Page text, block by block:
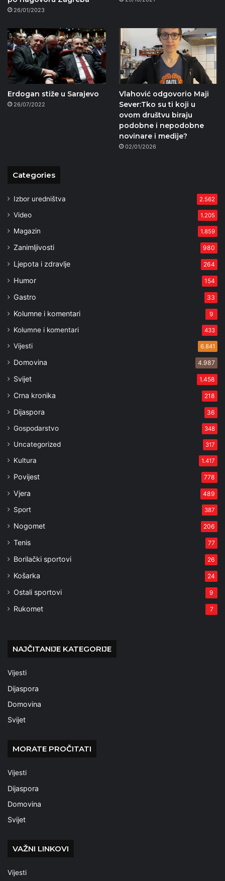
26/01/2023
Erdogan stiže u Sarajevo
26/07/2022
Vlahović odgovorio Maji
Sever:Tko su ti koji u
ovom društvu biraju
podobne i nepodobne
novinare i medije?
02/01/2026
Categories
Izbor uredništva 2.562
Video 1.205
Magazin 1.859
Zanimljivosti 980
Ljepota i zdravlje 264
Humor 154
Gastro 33
Kolumne i komentari 9
Kolumne i komentari 433
Vijesti 6.841
Domovina 4.987
Svijet 1.458
Crna kronika 218
Dijaspora 36
Gospodarstvo 348
Uncategorized 317
Kultura 1.417
Povijest 778
Vjera 489
Sport 387
Nogomet 206
Tenis 77
Borilački sportovi 26
Košarka 24
Ostali sportovi 9
Rukomet 7
NAJČITANIJE KATEGORIJE
Vijesti
Dijaspora
Domovina
Svijet
MORATE PROČITATI
Vijesti
Dijaspora
Domovina
Svijet
VAŽNI LINKOVI
Vijesti